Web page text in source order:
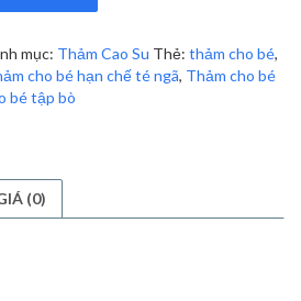
mục: Thảm Cao Su Thẻ: thảm cho bé,
cho bé hạn chế té ngã, Thảm cho bé
bé tập bò
(0)